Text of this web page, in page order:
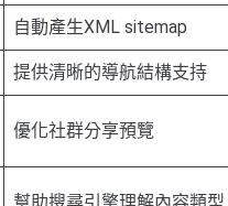
自動產生XML sitemap
提供清晰的導航結構支持
優化社群分享預覽